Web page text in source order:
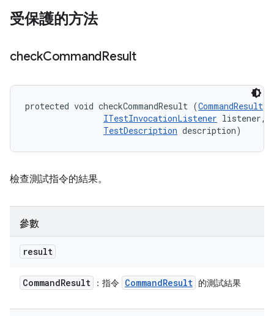
受保護的方法
checkCommandResult
protected void checkCommandResult (CommandResult
ITestInvocationListener listener,
TestDescription description)
檢查測試指令的結果。
參數
result
CommandResult ：指令 CommandResult 的測試結果